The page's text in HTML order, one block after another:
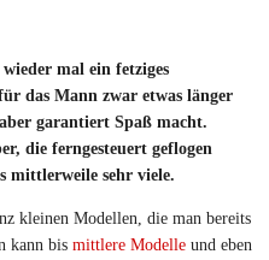
mal ein fetziges
das Mann zwar etwas länger
garantiert Spaß macht.
die ferngesteuert geflogen
mittlerweile sehr viele.
kleinen Modellen, die man bereits
kann bis mittlere Modelle und eben